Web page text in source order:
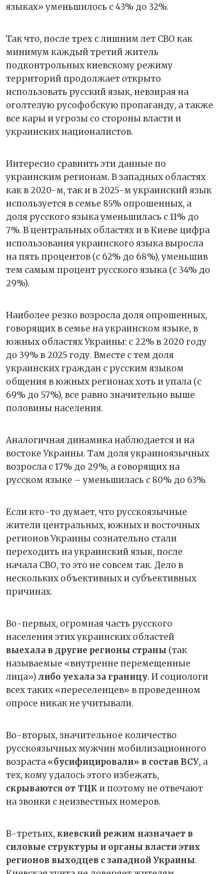
языках» уменьшилось с 43% до 32%.
Так что, после трех с лишним лет СВО как
минимум каждый третий житель
подконтрольных киевскому режиму
территорий продолжает открыто
использовать русский язык, невзирая на
оголтелую русофобскую пропаганду, а также
все кары и угрозы со стороны власти и
украинских националистов.
Интересно сравнить эти данные по
украинским регионам. В западных областях
как в 2020-м, так и в 2025-м украинский язык
используется в семье 85% опрошенных, а
доля русского языка уменьшилась с 11% до
7%. В центральных областях и в Киеве цифра
использования украинского языка выросла
на пять процентов (с 62% до 68%), уменьшив
тем самым процент русского языка (с 34% до
29%).
Наиболее резко возросла доля опрошенных,
говорящих в семье на украинском языке, в
южных областях Украины: с 22% в 2020 году
до 39% в 2025 году. Вместе с тем доля
украинских граждан с русским языком
общения в южных регионах хоть и упала (с
69% до 57%), все равно значительно выше
половины населения.
Аналогичная динамика наблюдается и на
востоке Украины. Там доля украиноязычных
возросла с 17% до 29%, а говорящих на
русском языке – уменьшилась с 80% до 63%.
Если кто-то думает, что русскоязычные
жители центральных, южных и восточных
регионов Украины сознательно стали
переходить на украинский язык, после
начала СВО, то это не совсем так. Дело в
нескольких объективных и субъективных
причинах.
Во-первых, огромная часть русского
населения этих украинских областей
выехала в другие регионы страны (так
называемые «внутренне перемещенные
лица») либо уехала за границу. И социологи
всех таких «переселенцев» в проведенном
опросе никак не учитывали.
Во-вторых, значительное количество
русскоязычных мужчин мобилизационного
возраста «бусифицировали» в состав ВСУ, а
тех, кому удалось этого избежать,
скрываются от ТЦКи поэтому не отвечают
на звонки с неизвестных номеров.
В-третьих, киевский режим назначает в
силовые структуры и органы власти этих
регионов выходцев с западной Украины.